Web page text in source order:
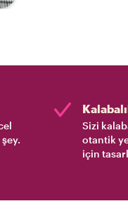
Sizi
otantik
için